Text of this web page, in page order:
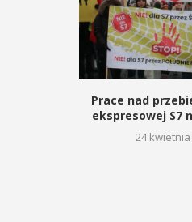
Prace nad
ekspresowej S7
24 kwietnia